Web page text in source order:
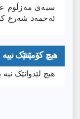
سبەی مەزڵوم
ئەحمەد شەرع
هیچ کۆمێنتێک نییە
هیچ لێدوانێک نیە